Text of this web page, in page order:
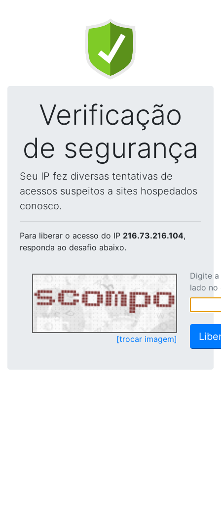
Verificação
de segurança
Seu IP fez diversas tentativas de
acessos suspeitos a sites hospedados
conosco.
Para liberar o acesso do IP 216.73.216.104,
responda ao desafio abaixo.
[trocar imagem]
Digite
lado no